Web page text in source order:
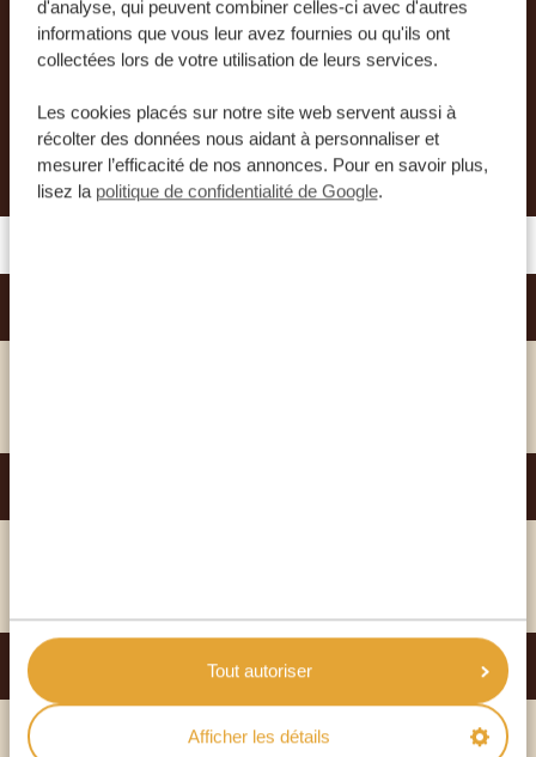
d'analyse, qui peuvent combiner celles-ci avec d'autres
informations que vous leur avez fournies ou qu'ils ont
collectées lors de votre utilisation de leurs services.
Les cookies placés sur notre site web servent aussi à
récolter des données nous aidant à personnaliser et
mesurer l’efficacité de nos annonces. Pour en savoir plus,
lisez la politique de confidentialité de Google.
Tout autoriser
Afficher les détails
à organiser le plus beau voyage de votre vie.
DEMANDER UN DEVIS POUR CE VOYAGE
EMARA OLE SERENI